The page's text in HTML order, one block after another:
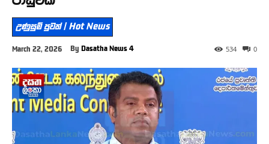
උණුසුම් පුවත් | Hot News
March 22, 2026 By Dasatha News 4 0
534